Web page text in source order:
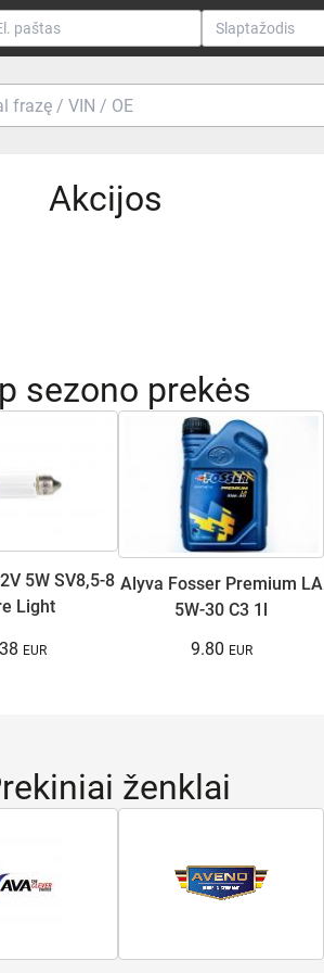
Akcijos
sezono prekės
5W SV8,5-8
Light
Alyva Fosser Premium LA
5W-30 C3 1l
9.80
ženklai